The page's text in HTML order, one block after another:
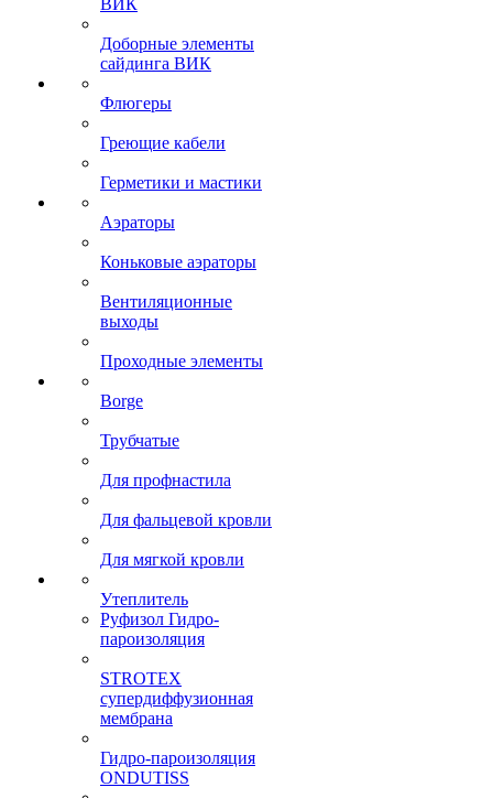
ВИК
Доборные элементы
сайдинга ВИК
Флюгеры
Греющие кабели
Герметики и мастики
Аэраторы
Коньковые аэраторы
Вентиляционные
выходы
Проходные элементы
Borge
Трубчатые
Для профнастила
Для фальцевой кровли
Для мягкой кровли
Утеплитель
Руфизол Гидро-
пароизоляция
STROTEX
супердиффузионная
мембрана
Гидро-пароизоляция
ONDUTISS